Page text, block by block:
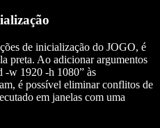
de inicialização do JOGO, é
preta. Ao adicionar argumentos
-w 1920 -h 1080” às
é possível eliminar conflitos de
em janelas com uma